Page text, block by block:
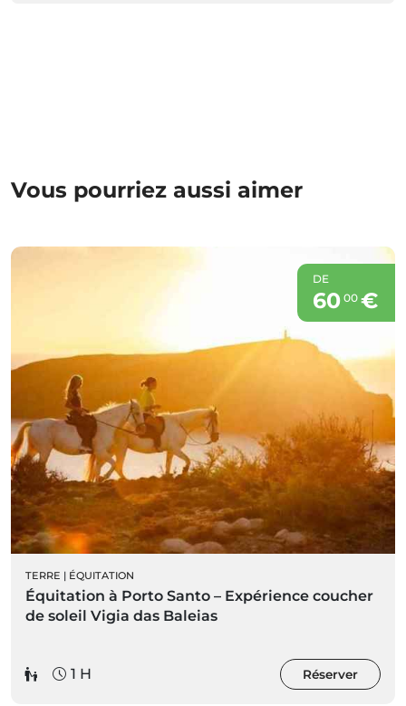
Vous pourriez aussi aimer
DE
60 00€
TERRE | ÉQUITATION
Équitation à Porto Santo – Expérience coucher
de soleil Vigia das Baleias
1 H Réserver